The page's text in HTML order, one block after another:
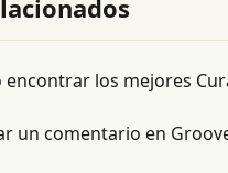
encontrar los mejores
un comentario en